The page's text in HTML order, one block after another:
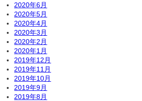
2020年6月
2020年5月
2020年4月
2020年3月
2020年2月
2020年1月
2019年12月
2019年11月
2019年10月
2019年9月
2019年8月